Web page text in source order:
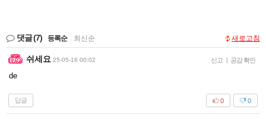
댓글(7) 등록순 최신순 새로고침
쉬세요 25-05-16 00:02 신고 | 공감 확인
de
답글 0
0